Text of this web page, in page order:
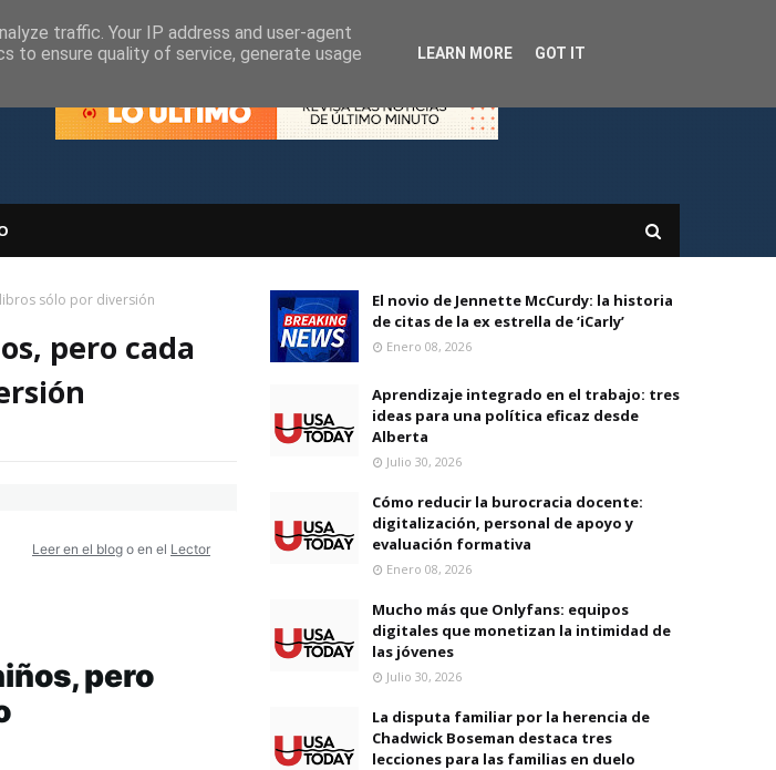
sólo por diversión
pero cada
Leer en el blog o en el Lector
pero
El novio de Jennette McCurdy: la historia
de citas de la ex estrella de ‘iCarly’
Enero 08, 2026
Aprendizaje integrado en el trabajo: tres
ideas para una política eficaz desde
Alberta
Julio 30, 2026
Cómo reducir la burocracia docente:
digitalización, personal de apoyo y
evaluación formativa
Enero 08, 2026
Mucho más que Onlyfans: equipos
digitales que monetizan la intimidad de
las jóvenes
Julio 30, 2026
La disputa familiar por la herencia de
Chadwick Boseman destaca tres
lecciones para las familias en duelo
traffic. Your IP address and user-agent
to ensure quality of service, generate usage
LEARN MORE GOT IT